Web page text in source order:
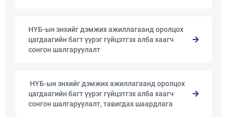
НҮБ-ын энхийг дэмжих ажиллагаанд оролцох
цагдаагийн багт үүрэг гүйцэтгэх алба хаагч
сонгон шалгаруулалт
​ ​НҮБ-ын энхийг дэмжих ажиллагаанд оролцох
цагдаагийн багт үүрэг гүйцэтгэх алба хаагч
сонгон шалгаруулалт, тавигдах шаардлага